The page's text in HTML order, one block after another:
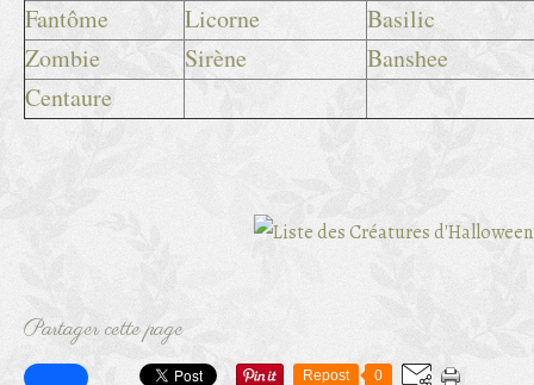
Fantôme
Licorne
Basilic
Zombie
Sirène
Banshee
Centaure
Partager cette page
Repost 0